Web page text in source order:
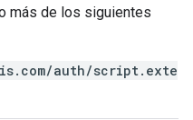
más de los siguientes
auth/script.exte